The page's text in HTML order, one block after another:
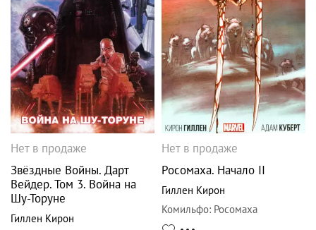
Нет в продаже
Звёздные Войны. Дарт
Вейдер. Том 3. Война на
Шу-Торуне
Гиллен Кирон
Нет в продаже
Росомаха. Начало II
Гиллен Кирон
Комильфо: Росомаха